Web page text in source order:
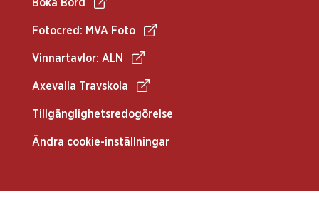
Boka Bord
Fotocred: MVA Foto
Vinnartavlor: ALN
Axevalla Travskola
Tillgänglighetsredogörelse
Ändra cookie-inställningar